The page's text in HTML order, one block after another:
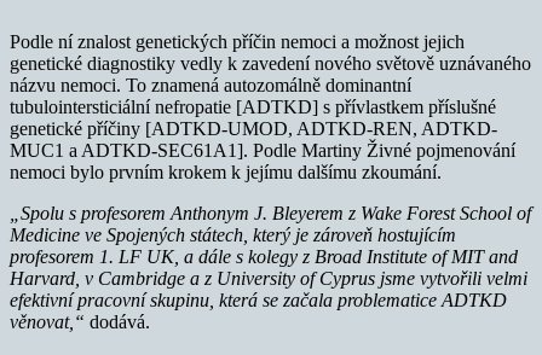
Podle ní znalost genetických příčin nemoci a možnost jejich
genetické diagnostiky vedly k zavedení nového světově uznávaného
názvu nemoci. To znamená autozomálně dominantní
tubulointersticiální nefropatie [ADTKD] s přívlastkem příslušné
genetické příčiny [ADTKD-UMOD, ADTKD-REN, ADTKD-
MUC1 a ADTKD-SEC61A1]. Podle Martiny Živné pojmenování
nemoci bylo prvním krokem k jejímu dalšímu zkoumání.
„Spolu s profesorem Anthonym J. Bleyerem z Wake Forest School of
Medicine ve Spojených státech, který je zároveň hostujícím
profesorem 1. LF UK, a dále s kolegy z Broad Institute of MIT and
Harvard, v Cambridge a z University of Cyprus jsme vytvořili velmi
efektivní pracovní skupinu, která se začala problematice ADTKD
věnovat,“ dodává.